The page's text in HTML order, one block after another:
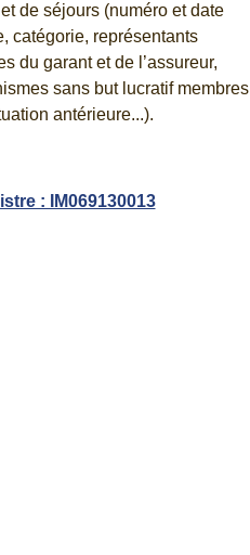
de séjours (numéro et date
catégorie, représentants
du garant et de l’assureur,
sans but lucratif membres
antérieure...).
: IM069130013